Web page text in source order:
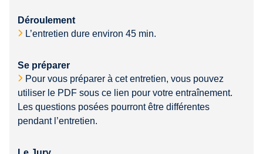
Déroulement
L’entretien dure environ 45 min.
Se préparer
Pour vous préparer à cet entretien, vous pouvez
utiliser le PDF sous ce lien pour votre entraînement.
Les questions posées pourront être différentes
pendant l’entretien.